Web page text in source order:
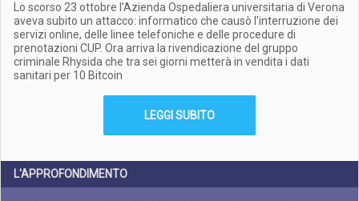
Lo scorso 23 ottobre l'Azienda Ospedaliera universitaria di Verona
aveva subito un attacco: informatico che causò l'interruzione dei
servizi online, delle linee telefoniche e delle procedure di
prenotazioni CUP. Ora arriva la rivendicazione del gruppo
criminale Rhysida che tra sei giorni metterà in vendita i dati
sanitari per 10 Bitcoin
LEGGI SUBITO
L'APPROFONDIMENTO